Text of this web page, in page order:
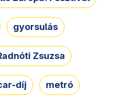
gyorsulás
Zsuzsa
díj metró